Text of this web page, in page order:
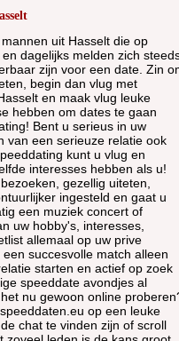
uit Hasselt die op
dagelijks melden zich
zijn voor een date. Zin
begin dan vlug met
en maak vlug leuke
hebben om dates te gaan
Bent u serieus in uw
van een serieuze relatie ook
kunt u vlug en
interesses hebben als u!
gezellig uiteten,
ingesteld en gaat u
een muziek concert of
uw hobby's, interesses,
allemaal op uw prive
succesvolle match alleen
starten en actief op zoek
speeddate avondjes al
nu gewoon online
op een leuke
chat te vinden zijn of scroll